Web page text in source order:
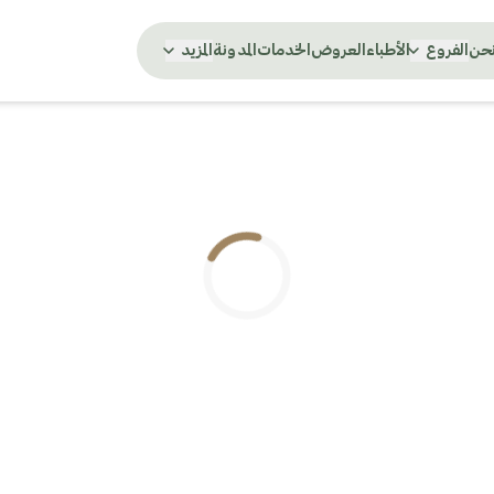
الفروع الأطباء العروض الخدمات المدونة المزيد